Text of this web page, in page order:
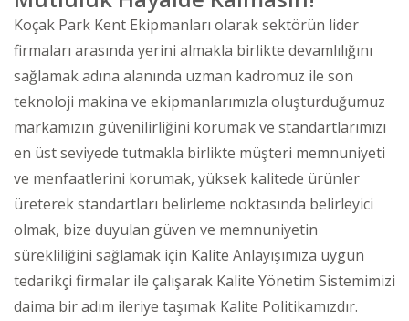
Koçak Park Kent Ekipmanları olarak sektörün lider
firmaları arasında yerini almakla birlikte devamlılığını
sağlamak adına alanında uzman kadromuz ile son
teknoloji makina ve ekipmanlarımızla oluşturduğumuz
markamızın güvenilirliğini korumak ve standartlarımızı
en üst seviyede tutmakla birlikte müşteri memnuniyeti
ve menfaatlerini korumak, yüksek kalitede ürünler
üreterek standartları belirleme noktasında belirleyici
olmak, bize duyulan güven ve memnuniyetin
sürekliliğini sağlamak için Kalite Anlayışımıza uygun
tedarikçi firmalar ile çalışarak Kalite Yönetim Sistemimizi
daima bir adım ileriye taşımak Kalite Politikamızdır.